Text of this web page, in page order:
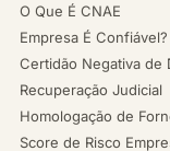
O Que É CNAE
Empresa É Confiável?
Certidão Negativa de
Recuperação Judicial
Homologação de
Score de Risco